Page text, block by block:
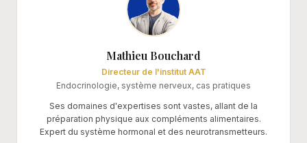
Mathieu Bouchard
Directeur de l'institut AAT
Endocrinologie, système nerveux, cas pratiques
Ses domaines d'expertises sont vastes, allant de la
préparation physique aux compléments alimentaires.
Expert du système hormonal et des neurotransmetteurs.